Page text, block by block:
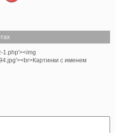
1.php'><img
с именем